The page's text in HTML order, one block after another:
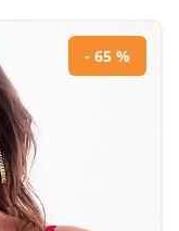
- 65 %